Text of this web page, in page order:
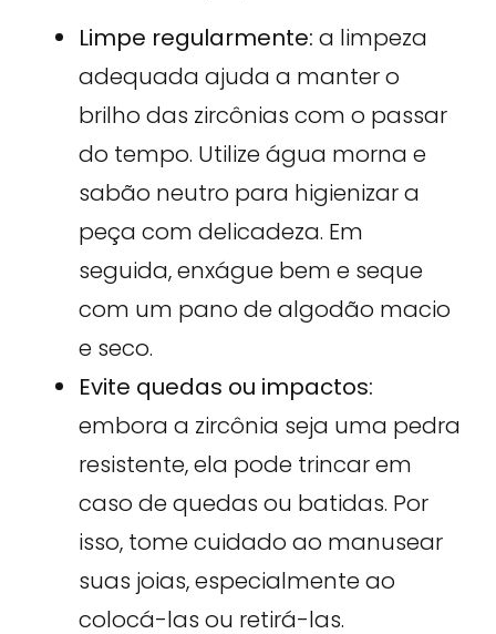
Limpe regularmente:a limpeza
adequada ajuda a manter o
brilho das zircônias com o passar
do tempo. Utilize água morna e
sabão neutro para higienizar a
peça com delicadeza. Em
seguida, enxágue bem e seque
com um pano de algodão macio
e seco.
Evite quedas ou impactos:
embora a zircônia seja uma pedra
resistente, ela pode trincar em
caso de quedas ou batidas. Por
isso, tome cuidado ao manusear
suas joias, especialmente ao
colocá-las ou retirá-las.